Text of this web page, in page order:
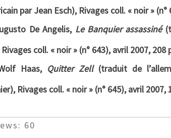
par Jean Esch), Rivages coll. « noir »
De Angelis, Le Banquier assassiné
coll. « noir » (n° 643), avril 2007, 208
Haas, Quitter Zell(traduit de
Rivages coll. « noir » (n° 645), avril 2007,
60